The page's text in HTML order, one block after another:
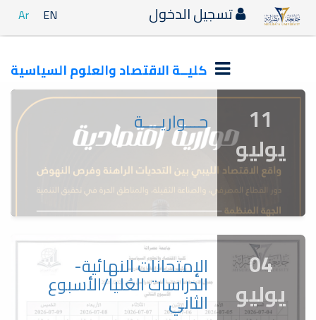
Ar EN تسجيل الدخول
كليــة الاقتصاد والعلوم السياسية
11
يوليو
حـــواريــــة
04
يوليو
الإمتحانات النهائية-
الدراسات العُليا/الأسبوع
الثاني